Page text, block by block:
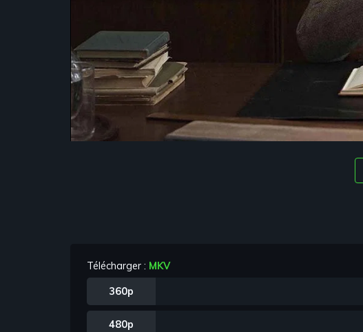
Télécharger : MKV
360p
480p